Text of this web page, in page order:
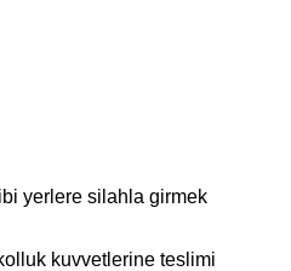
yerlere silahla girmek
kuvvetlerine teslimi